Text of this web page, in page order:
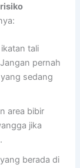
risiko
tali
pernah
sedang
area bibir
jika
berada di